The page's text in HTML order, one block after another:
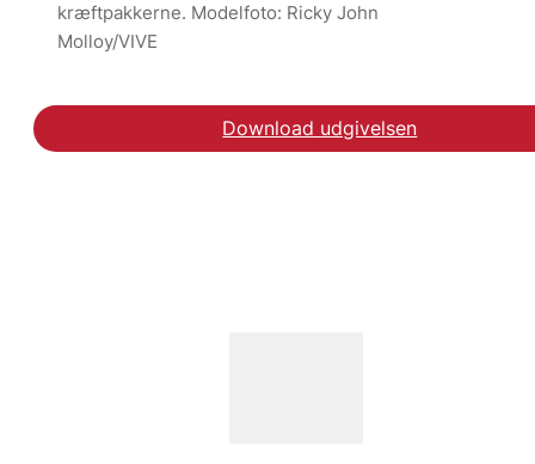
kræftpakkerne. Modelfoto: Ricky John
Molloy/VIVE
Download udgivelsen
Hent rapporten